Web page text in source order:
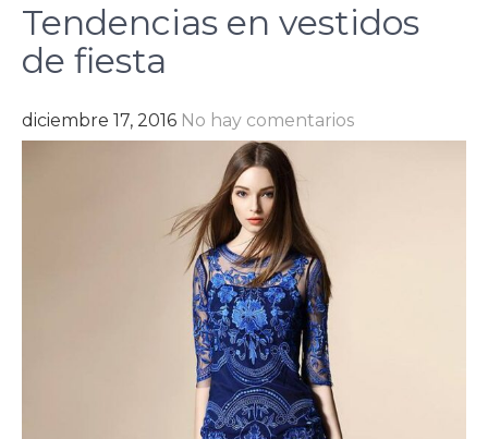
Tendencias en vestidos
de fiesta
diciembre 17, 2016 No hay comentarios